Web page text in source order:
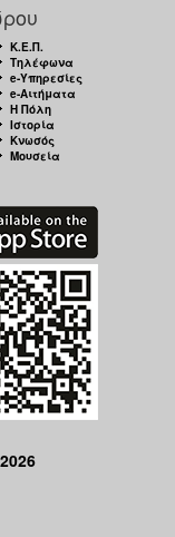
Κ.Ε.Π.
Τηλέφωνα
e-Υπηρεσίες
e-Αιτήματα
Η Πόλη
Ιστορία
Κνωσός
Μουσεία